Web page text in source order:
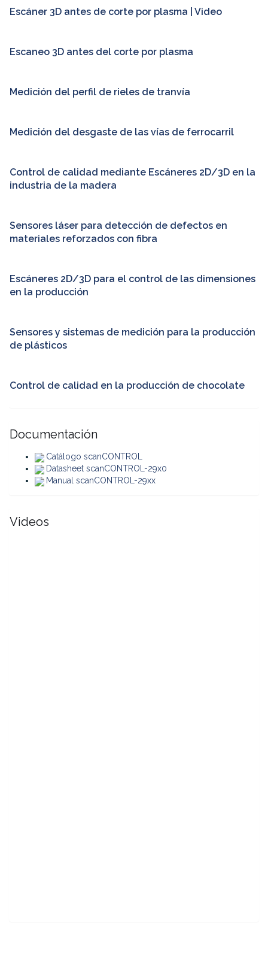
Escáner 3D antes de corte por plasma | Video
Escaneo 3D antes del corte por plasma
Medición del perfil de rieles de tranvía
Medición del desgaste de las vías de ferrocarril
Control de calidad mediante Escáneres 2D/3D en la
industria de la madera
Sensores láser para detección de defectos en
materiales reforzados con fibra
Escáneres 2D/3D para el control de las dimensiones
en la producción
Sensores y sistemas de medición para la producción
de plásticos
Control de calidad en la producción de chocolate
Documentación
Catálogo scanCONTROL
Datasheet scanCONTROL-29x0
Manual scanCONTROL-29xx
Videos